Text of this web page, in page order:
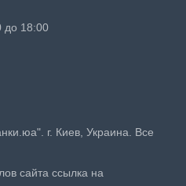
до 18:00
г. Киев, Украина. Все
сайта ссылка на